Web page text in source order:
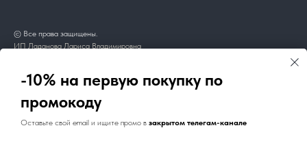
-10% на первую покупку по
промокоду
Оставьте свой email и ищите промо в закрытом телегам-канале
© Все права защищены.
ИП Ладанова Лариса Владимировна
Покупателям
О нас